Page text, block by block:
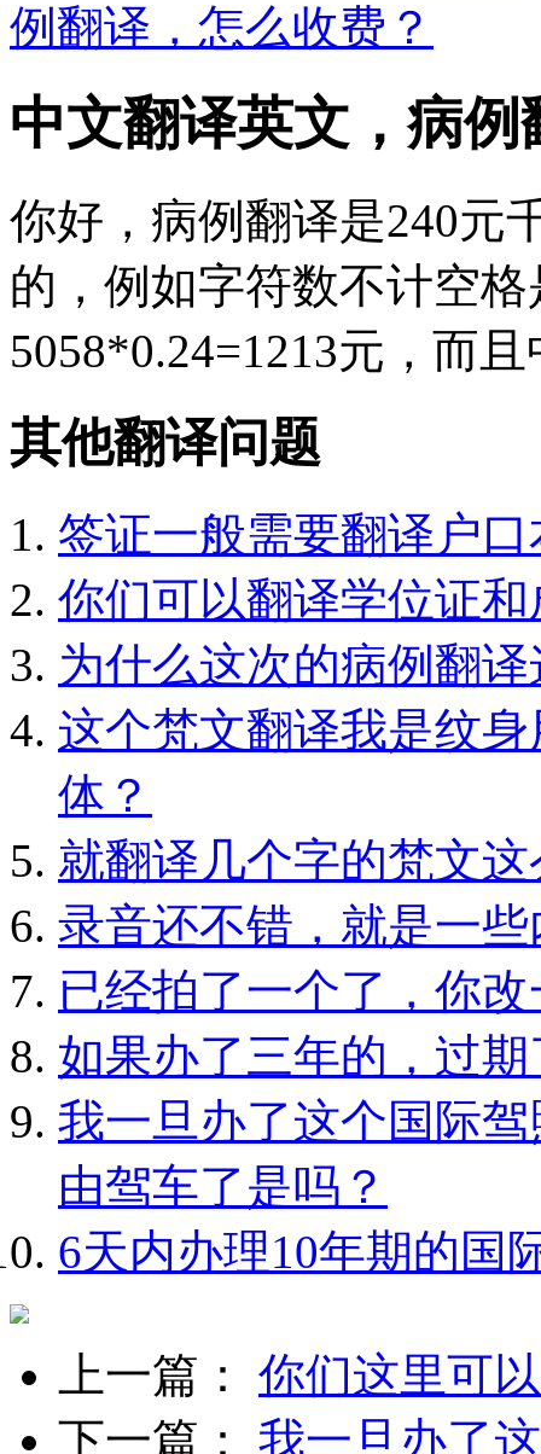
例翻译，怎么收费？
中文翻译英文，病
你好，病例翻译是240元
的，例如字符数不计空
5058*0.24=1213元，而
其他翻译问题
签证一般需要翻译户
你们可以翻译学位证
为什么这次的病例翻
这个梵文翻译我是纹
体？
就翻译几个字的梵文
录音还不错，就是一
已经拍了一个了，你
如果办了三年的，过
我一旦办了这个国际
由驾车了是吗？
6天内办理10年期的国
上一篇： 你们这里可
下一篇： 我一旦办了